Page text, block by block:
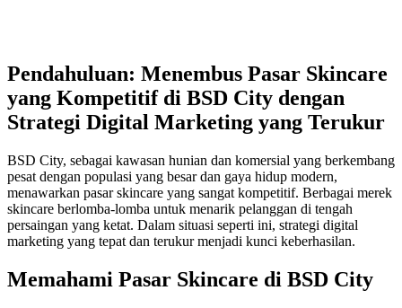
Pendahuluan: Menembus Pasar Skincare
yang Kompetitif di BSD City dengan
Strategi Digital Marketing yang Terukur
BSD City, sebagai kawasan hunian dan komersial yang berkembang
pesat dengan populasi yang besar dan gaya hidup modern,
menawarkan pasar skincare yang sangat kompetitif. Berbagai merek
skincare berlomba-lomba untuk menarik pelanggan di tengah
persaingan yang ketat. Dalam situasi seperti ini, strategi digital
marketing yang tepat dan terukur menjadi kunci keberhasilan.
Memahami Pasar Skincare di BSD City